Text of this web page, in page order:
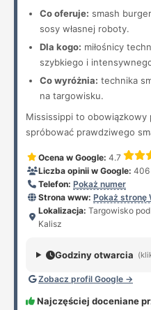
Co oferuje: smash
sosy własnej roboty.
Dla kogo: miłośnicy
szybkiego i
Co wyróżnia: technika
na targowisku.
Mississippi to obowiązkowy
spróbować prawdziwego
Ocena w Google: 4.7
Liczba opinii w Google: 406
Telefon: Pokaż numer
Strona www: Pokaż stronę
Lokalizacja: Targowisko
Kalisz
Godziny otwarcia
Zobacz profil Google →
Najczęściej doceniane